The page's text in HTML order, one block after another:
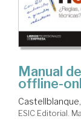
Manual
offline-
ESIC Editorial.